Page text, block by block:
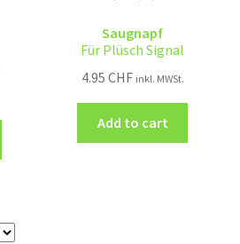
Saugnapf
Für Plüsch Signal
4.95 CHF inkl. MWSt.
Add to cart